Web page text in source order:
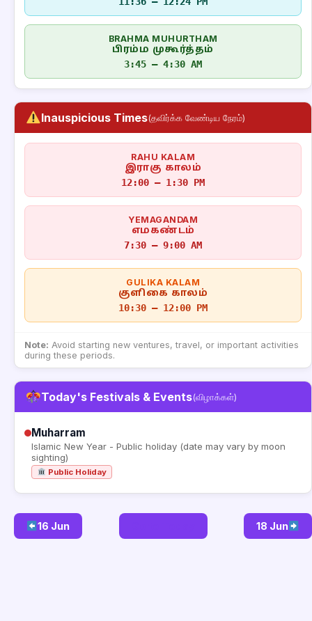
BRAHMA MUHURTHAM
பிரம்ம முகூர்த்தம்
3:45 – 4:30 AM
Inauspicious Times(தவிர்க்க வேண்டிய நேரம்)
RAHU KALAM
இராகு காலம்
12:00 – 1:30 PM
YEMAGANDAM
எமகண்டம்
7:30 – 9:00 AM
GULIKA KALAM
குளிகை காலம்
10:30 – 12:00 PM
Note: Avoid starting new ventures, travel, or important activities
during these periods.
Today's Festivals & Events(விழாக்கள்)
Muharram
Islamic New Year - Public holiday (date may vary by moon
sighting)
Public Holiday
16 Jun 18 Jun